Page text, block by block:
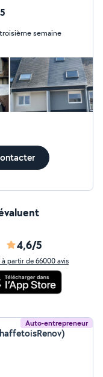
et la
ou important,
et qualité
durables et
et à votre
Chaque client
d'une
dans les
5/5, la
semaine
4,6/5
à partir de 66000 avis
Auto-entrepreneur